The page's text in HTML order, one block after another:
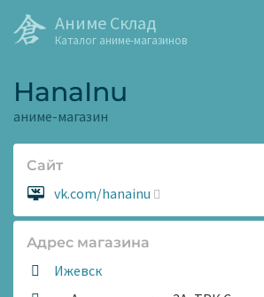
Аниме Склад
Каталог аниме-магазинов
HanaInu
аниме-магазин
Сайт
Сайт:
vk.com/hanainu
Адрес магазина
Ижевск